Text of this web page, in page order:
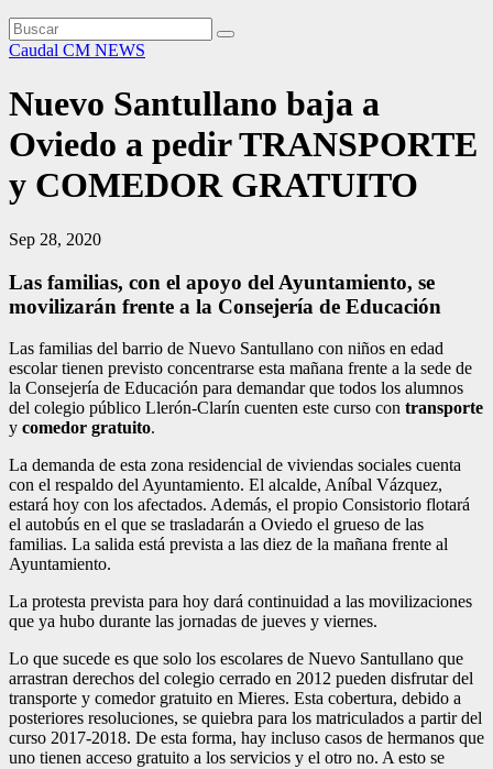
Caudal CM NEWS
Nuevo Santullano baja a
Oviedo a pedir TRANSPORTE
y COMEDOR GRATUITO
Sep 28, 2020
Las familias, con el apoyo del Ayuntamiento, se
movilizarán frente a la Consejería de Educación
Las familias del barrio de Nuevo Santullano con niños en edad
escolar tienen previsto concentrarse esta mañana frente a la sede de
la Consejería de Educación para demandar que todos los alumnos
del colegio público Llerón-Clarín cuenten este curso con transporte
y comedor gratuito.
La demanda de esta zona residencial de viviendas sociales cuenta
con el respaldo del Ayuntamiento. El alcalde, Aníbal Vázquez,
estará hoy con los afectados. Además, el propio Consistorio flotará
el autobús en el que se trasladarán a Oviedo el grueso de las
familias. La salida está prevista a las diez de la mañana frente al
Ayuntamiento.
La protesta prevista para hoy dará continuidad a las movilizaciones
que ya hubo durante las jornadas de jueves y viernes.
Lo que sucede es que solo los escolares de Nuevo Santullano que
arrastran derechos del colegio cerrado en 2012 pueden disfrutar del
transporte y comedor gratuito en Mieres. Esta cobertura, debido a
posteriores resoluciones, se quiebra para los matriculados a partir del
curso 2017-2018. De esta forma, hay incluso casos de hermanos que
uno tienen acceso gratuito a los servicios y el otro no. A esto se